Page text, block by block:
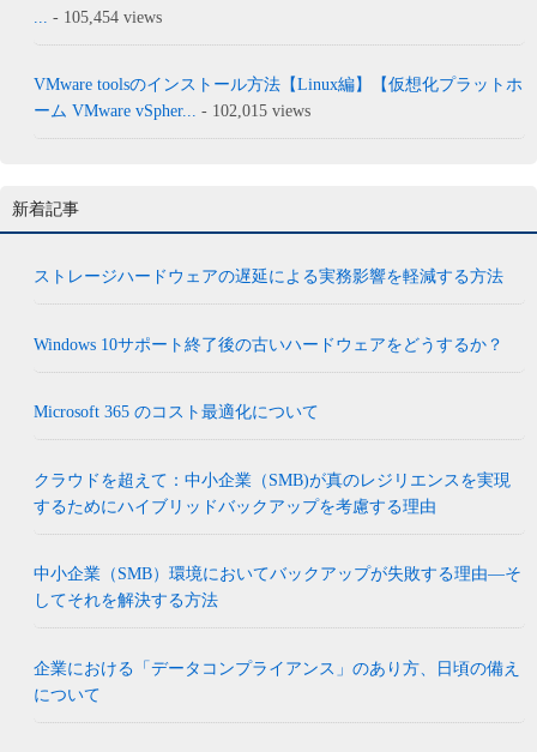
- 105,454 views
VMware toolsのインストール方法【Linux編】【仮想化プラットホ
ーム VMware vSpher... - 102,015 views
新着記事
ストレージハードウェアの遅延による実務影響を軽減する方法
Windows 10サポート終了後の古いハードウェアをどうするか？
Microsoft 365 のコスト最適化について
クラウドを超えて：中小企業（SMB)が真のレジリエンスを実現
するためにハイブリッドバックアップを考慮する理由
中小企業（SMB）環境においてバックアップが失敗する理由―そ
してそれを解決する方法
企業における「データコンプライアンス」のあり方、日頃の備え
について